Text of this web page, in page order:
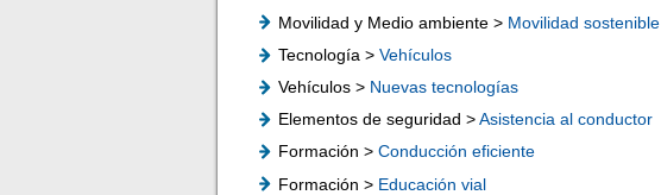
Movilidad y Medio ambiente > Movilidad sostenible
Tecnología >Vehículos
Vehículos > Nuevas tecnologías
Elementos de seguridad >Asistencia al conductor
Formación >Conducción eficiente
Formación > Educación vial